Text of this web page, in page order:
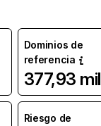
Dominios de
referencia
377,93 mil
Riesgo de